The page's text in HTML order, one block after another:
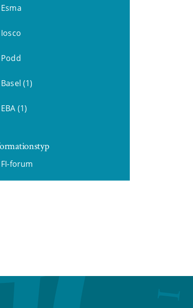
Esma
Iosco
Podd
Basel (1)
EBA (1)
FI-forum